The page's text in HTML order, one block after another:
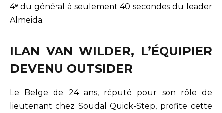
4ᵉ du général à seulement 40 secondes du leader
Almeida.
ILAN VAN WILDER, L’ÉQUIPIER
DEVENU OUTSIDER
Le Belge de 24 ans, réputé pour son rôle de
lieutenant chez Soudal Quick-Step, profite cette